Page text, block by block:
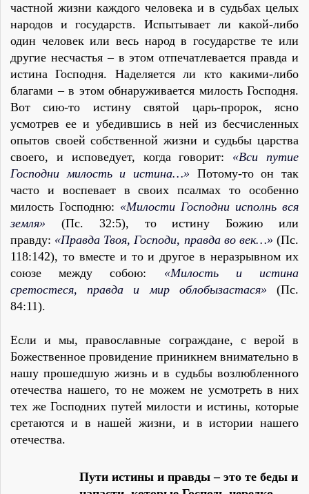
частной жизни каждого человека и в судьбах целых
народов и государств. Испытывает ли какой-либо
один человек или весь народ в государстве те или
другие несчастья – в этом отпечатлевается правда и
истина Господня. Наделяется ли кто какими-либо
благами – в этом обнаруживается милость Господня.
Вот сию-то истину святой царь-пророк, ясно
усмотрев ее и убедившись в ней из бесчисленных
опытов своей собственной жизни и судьбы царства
своего, и исповедует, когда говорит: «Вси путие
Господни милость и истина…» Потому-то он так
часто и воспевает в своих псалмах то особенно
милость Господню: «Милости Господни исполнь вся
земля» (Пс. 32:5), то истину Божию или
правду: «Правда Твоя, Господи, правда во век…» (Пс.
118:142), то вместе и то и другое в неразрывном их
союзе между собою: «Милость и истина
сретостеся, правда и мир облобызастася» (Пс.
84:11).
Если и мы, православные сограждане, с верой в
Божественное провидение приникнем внимательно в
нашу прошедшую жизнь и в судьбы возлюбленного
отечества нашего, то не можем не усмотреть в них
тех же Господних путей милости и истины, которые
сретаются и в нашей жизни, и в истории нашего
отечества.
Пути истины и правды – это те беды и